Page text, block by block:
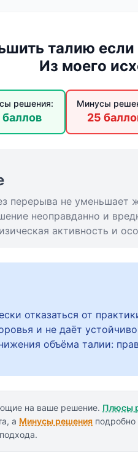
талию если
Из моего
решения:
баллов
Минусы
25
перерыва не уменьшает
неоправданно и
активность и
отказаться от
и не даёт
объёма талии:
на ваше решение. Плюсы
а Минусы решения